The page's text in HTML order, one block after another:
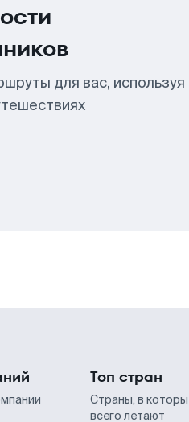
для вас, используя
Топ стран
Страны, в
всего летают